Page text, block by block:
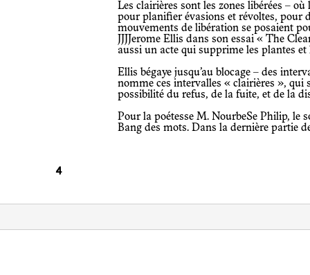
Les clairières sont les zones libérées – où les esclaves se rassemblaient la nuit
pour planifier évasions et révoltes, pour
mouvements de libération se posaient
JJJJerome Ellis dans son essai « The
aussi un acte qui supprime les plantes et
Ellis bégaye jusqu’au blocage – des intervalles de silence dans son discours. Il
nomme ces intervalles « clairières », qui
possibilité du refus, de la fuite, et de la
Pour la poétesse M. NourbeSe Philip, le son au sein du silence explose dans le Big
Bang des mots. Dans la dernière partie